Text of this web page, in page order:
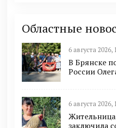
Областные
6 августа 2026,
В Брянске
России
6 августа 2026,
заключила